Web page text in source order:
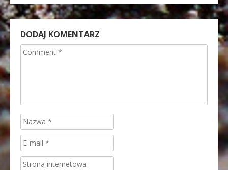
DODAJ KOMENTARZ